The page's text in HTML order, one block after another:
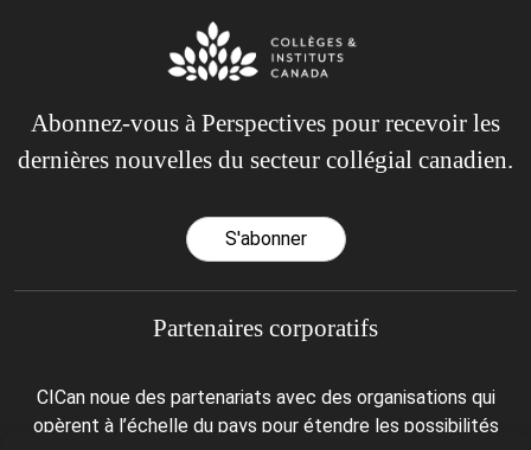
Abonnez-vous à Perspectives pour recevoir les
dernières nouvelles du secteur collégial canadien.
S'abonner
Partenaires corporatifs
CICan noue des partenariats avec des organisations qui
opèrent à l’échelle du pays pour étendre les possibilités